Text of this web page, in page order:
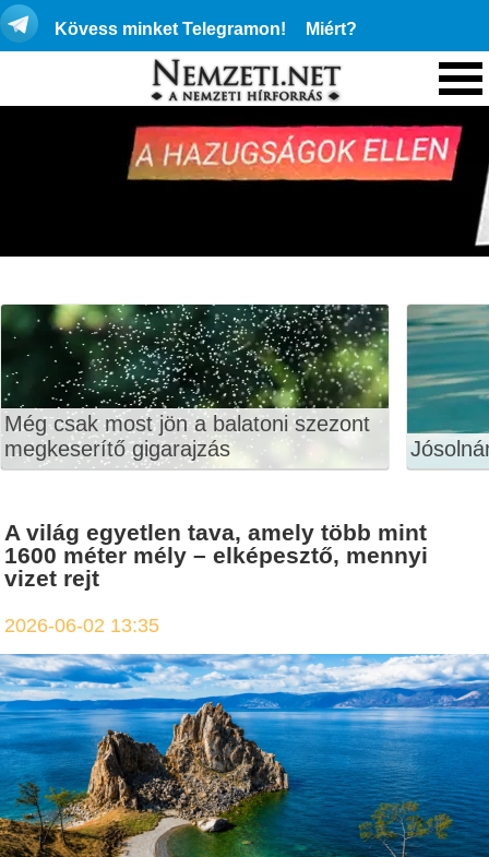
Kövess minket Telegramon! Miért?
Még csak most jön a balatoni szezont
megkeserítő gigarajzás
A világ egyetlen tava, amely több mint
1600 méter mély – elképesztő, mennyi
vizet rejt
2026-06-02 13:35